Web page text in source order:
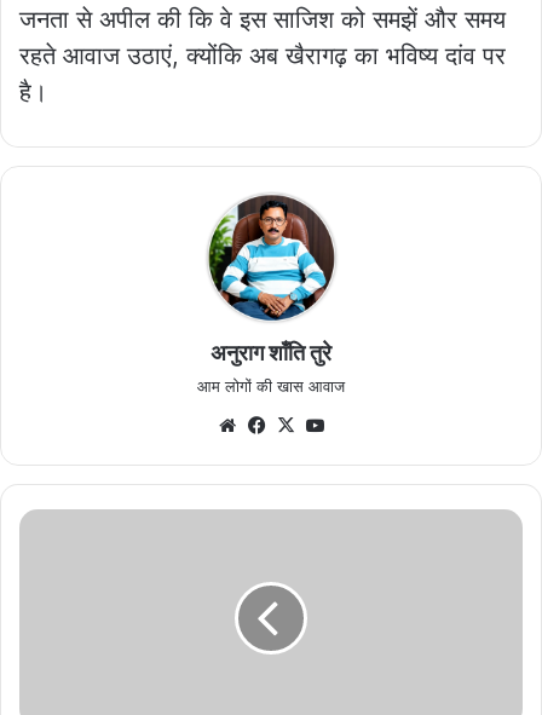
जनता से अपील की कि वे इस साजिश को समझें और समय
रहते आवाज उठाएं, क्योंकि अब खैरागढ़ का भविष्य दांव पर
है।
अनुराग शाँति तुरे
आम लोगों की खास आवाज
WebsiteFacebook
X
आस्था